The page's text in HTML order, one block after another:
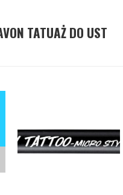
TATUAŻ DO UST